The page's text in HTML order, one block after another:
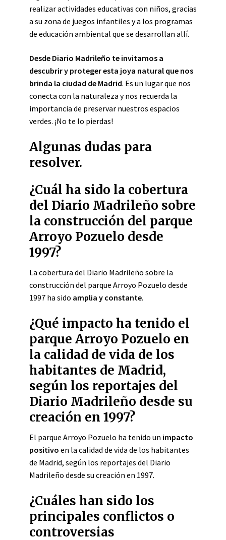
realizar actividades educativas con niños, gracias
a su zona de juegos infantiles y a los programas
de educación ambiental que se desarrollan allí.
Desde Diario Madrileño te invitamos a
descubrir y proteger esta joya natural que nos
brinda la ciudad de Madrid. Es un lugar que nos
conecta con la naturaleza y nos recuerda la
importancia de preservar nuestros espacios
verdes. ¡No te lo pierdas!
Algunas dudas para
resolver.
¿Cuál ha sido la cobertura
del Diario Madrileño sobre
la construcción del parque
Arroyo Pozuelo desde
1997?
La cobertura del Diario Madrileño sobre la
construcción del parque Arroyo Pozuelo desde
1997 ha sido amplia y constante.
¿Qué impacto ha tenido el
parque Arroyo Pozuelo en
la calidad de vida de los
habitantes de Madrid,
según los reportajes del
Diario Madrileño desde su
creación en 1997?
El parque Arroyo Pozuelo ha tenido un impacto
positivo en la calidad de vida de los habitantes
de Madrid, según los reportajes del Diario
Madrileño desde su creación en 1997.
¿Cuáles han sido los
principales conflictos o
controversias